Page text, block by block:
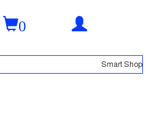
0
Smart Shopping